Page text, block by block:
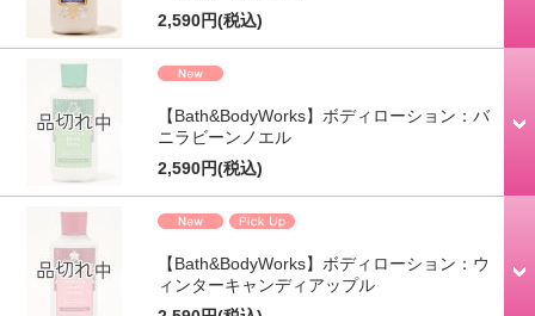
2,590円(税込)
【Bath&BodyWorks】ボディローション：バ
ニラビーンノエル
2,590円(税込)
【Bath&BodyWorks】ボディローション：ウ
ィンターキャンディアップル